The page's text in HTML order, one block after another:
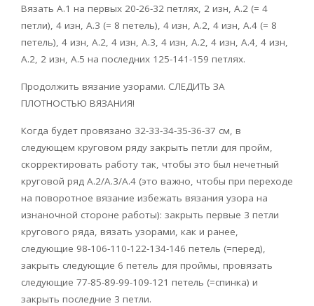
Вязать A.1 на первых 20-26-32 петлях, 2 изн, A.2 (= 4
петли), 4 изн, A.3 (= 8 петель), 4 изн, A.2, 4 изн, A.4 (= 8
петель), 4 изн, A.2, 4 изн, A.3, 4 изн, A.2, 4 изн, A.4, 4 изн,
A.2, 2 изн, A.5 на последних 125-141-159 петлях.
Продолжить вязание узорами. СЛЕДИТЬ ЗА
ПЛОТНОСТЬЮ ВЯЗАНИЯ!
Когда будет провязано 32-33-34-35-36-37 см, в
следующем круговом ряду закрыть петли для пройм,
скорректировать работу так, чтобы это был нечетный
круговой ряд А.2/А.3/А.4 (это важно, чтобы при переходе
на поворотное вязание избежать вязания узора на
изнаночной стороне работы): закрыть первые 3 петли
кругового ряда, вязать узорами, как и ранее,
следующие 98-106-110-122-134-146 петель (=перед),
закрыть следующие 6 петель для проймы, провязать
следующие 77-85-89-99-109-121 петель (=спинка) и
закрыть последние 3 петли.